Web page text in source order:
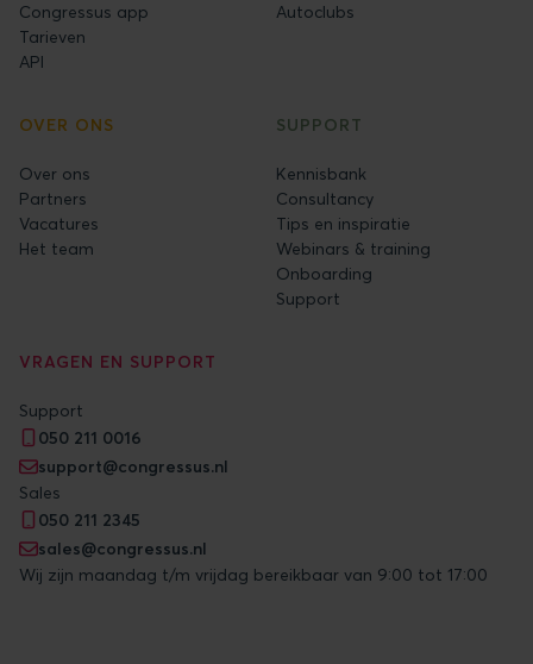
Congressus app
Tarieven
API
Autoclubs
OVER ONS
Over ons
Partners
Vacatures
Het team
SUPPORT
Kennisbank
Consultancy
Tips en inspiratie
Webinars & training
Onboarding
Support
VRAGEN EN SUPPORT
Support
050 211 0016
support@congressus.nl
Sales
050 211 2345
sales@congressus.nl
Wij zijn maandag t/m vrijdag bereikbaar van 9:00 tot 17:00